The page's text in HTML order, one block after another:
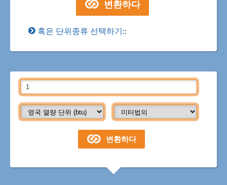
혹은 단위종류 선택하기::